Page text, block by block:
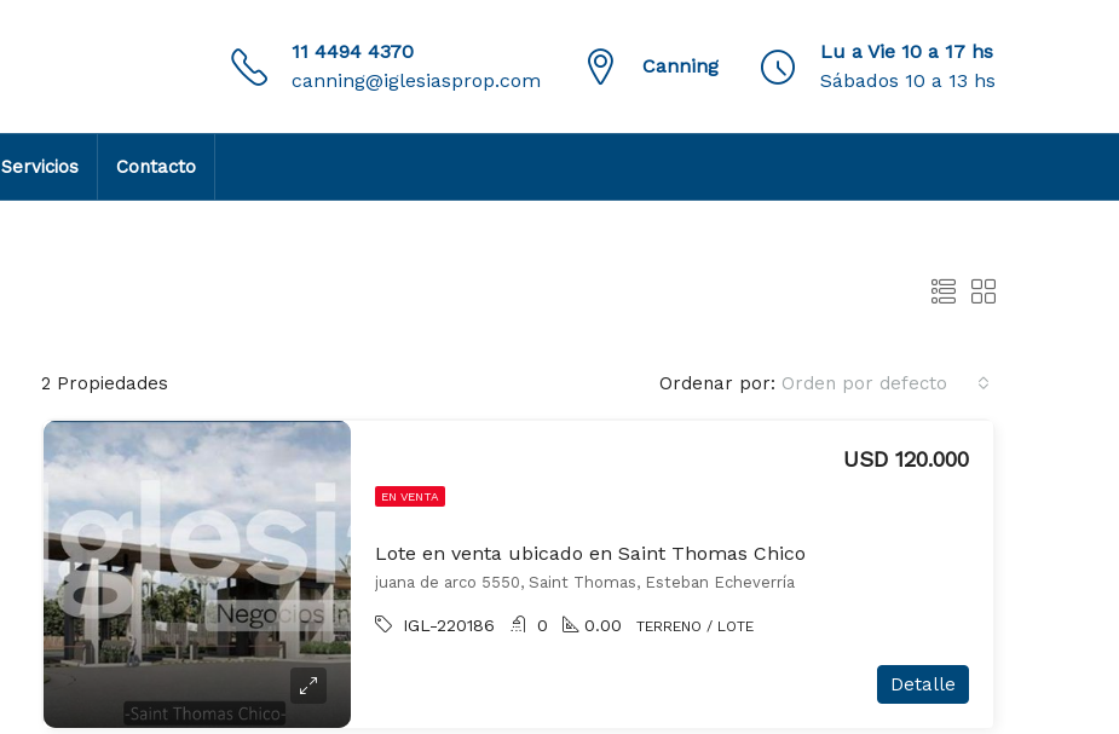
11 4494 4370
canning@iglesiasprop.com
Canning
Lu a Vie 10 a 17 hs
Sábados 10 a 13 hs
Servicios Contacto
2 Propiedades Ordenar por: Orden por defecto
EN VENTA
Lote en venta ubicado en Saint Thomas Chico
USD 120.000
juana de arco 5550, Saint Thomas, Esteban Echeverría
IGL-220186 0 0.00 TERRENO / LOTE
Detalle